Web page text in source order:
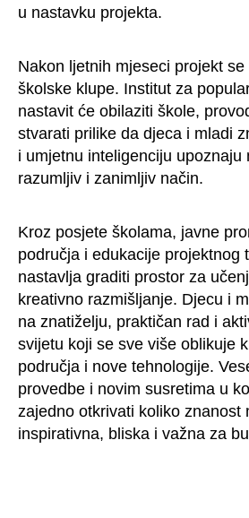
u nastavku projekta.
Nakon ljetnih mjeseci projekt
školske klupe. Institut za
nastavit će obilaziti škole,
stvarati prilike da djeca i mladi
i umjetnu inteligenciju upoznaju
razumljiv i zanimljiv način.
Kroz posjete školama, javne
područja i edukacije projektnog
nastavlja graditi prostor za
kreativno razmišljanje. Djecu i
na znatiželju, praktičan rad i
svijetu koji se sve više oblikuje
područja i nove tehnologije.
provedbe i novim susretima u
zajedno otkrivati koliko znanost
inspirativna, bliska i važna za